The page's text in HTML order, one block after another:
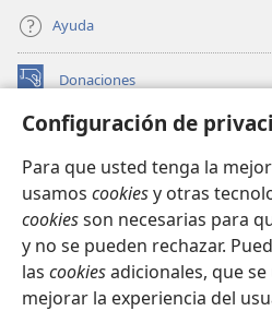
Configuración de
Para que usted tenga la
usamos cookiesy otras
cookiesson necesarias para
y no se pueden rechazar.
las cookiesadicionales, que
mejorar la experiencia del
Ayuda
Donaciones
(abre
nueva BIBLIOTECA EN LÍNEA
una
nueva
ventana)
JW Hub
(abre
una
nueva
ventana)
JW Library
Watchtower Library